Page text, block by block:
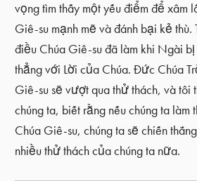
vọng tìm thấy một yếu điểm để xâm
Giê-su mạnh mẽ và đánh bại kẻ thù.
điều Chúa Giê-su đã làm khi Ngài
thẳng với Lời của Chúa. Đức Chúa
Giê-su sẽ vượt qua thử thách, và tôi
chúng ta, biết rằng nếu chúng ta
Chúa Giê-su, chúng ta sẽ chiến
nhiều thử thách của chúng ta nữa.